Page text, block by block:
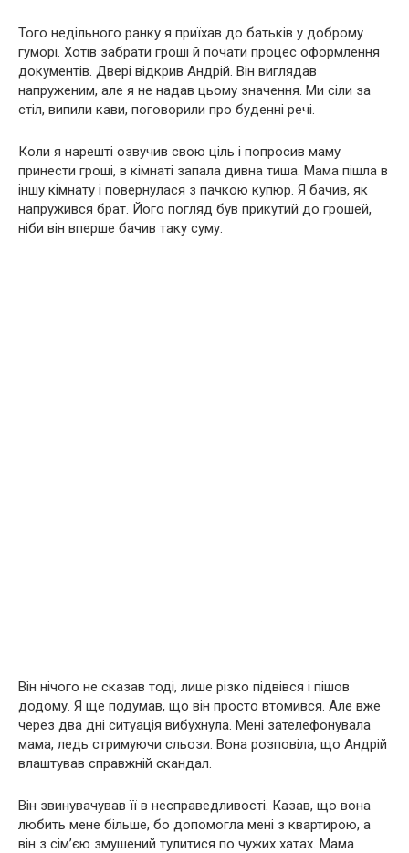
Того недільного ранку я приїхав до батьків у доброму
гуморі. Хотів забрати гроші й почати процес оформлення
документів. Двері відкрив Андрій. Він виглядав
напруженим, але я не надав цьому значення. Ми сіли за
стіл, випили кави, поговорили про буденні речі.
Коли я нарешті озвучив свою ціль і попросив маму
принести гроші, в кімнаті запала дивна тиша. Мама пішла в
іншу кімнату і повернулася з пачкою купюр. Я бачив, як
напружився брат. Його погляд був прикутий до грошей,
ніби він вперше бачив таку суму.
Він нічого не сказав тоді, лише різко підвівся і пішов
додому. Я ще подумав, що він просто втомився. Але вже
через два дні ситуація вибухнула. Мені зателефонувала
мама, ледь стримуючи сльози. Вона розповіла, що Андрій
влаштував справжній скандал.
Він звинувачував її в несправедливості. Казав, що вона
любить мене більше, бо допомогла мені з квартирою, а
він з сім’єю змушений тулитися по чужих хатах. Мама